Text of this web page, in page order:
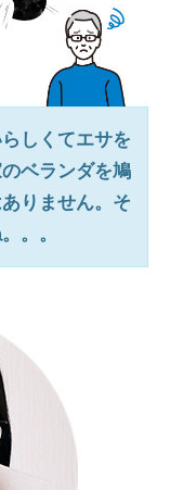
しくてエサを
ベランダを鳩
りません。そ
。。